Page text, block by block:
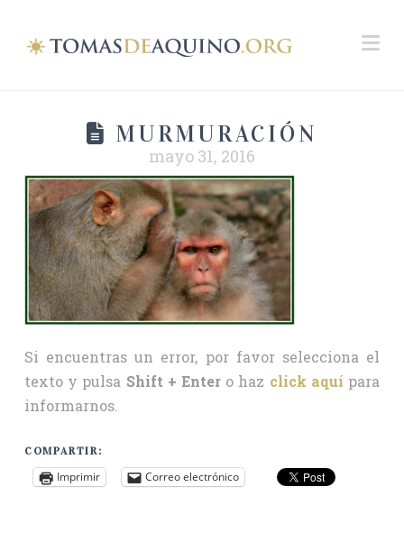
MURMURACIÓN
mayo 31, 2016
Si encuentras un error, por favor selecciona el
texto y pulsa Shift + Enter o haz click aquí para
informarnos.
COMPARTIR:
Imprimir Correo electrónico